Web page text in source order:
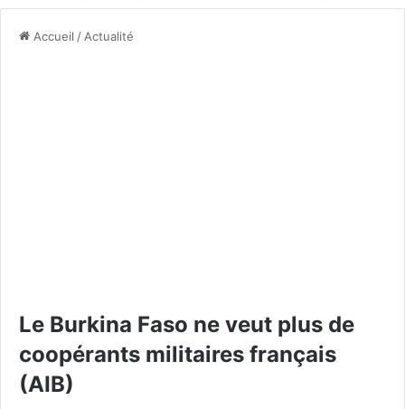
Accueil / Actualité
Le Burkina Faso ne veut plus de
coopérants militaires français
(AIB)